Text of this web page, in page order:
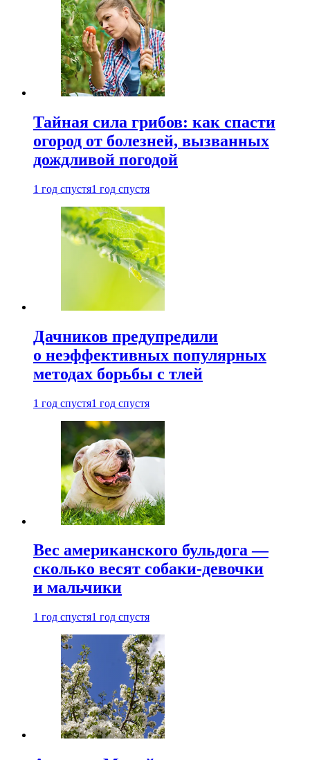
Тайная сила грибов: как спасти
огород от болезней, вызванных
дождливой погодой
1 год спустя1 год спустя
Дачников предупредили
о неэффективных популярных
методах борьбы с тлей
1 год спустя1 год спустя
Вес американского бульдога —
сколько весят собаки-девочки
и мальчики
1 год спустя1 год спустя